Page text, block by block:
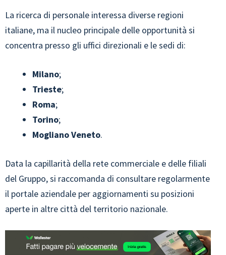
La ricerca di personale interessa diverse regioni
italiane, ma il nucleo principale delle opportunità si
concentra presso gli uffici direzionali e le sedi di:
Milano;
Trieste;
Roma;
Torino;
Mogliano Veneto.
Data la capillarità della rete commerciale e delle filiali
del Gruppo, si raccomanda di consultare regolarmente
il portale aziendale per aggiornamenti su posizioni
aperte in altre città del territorio nazionale.